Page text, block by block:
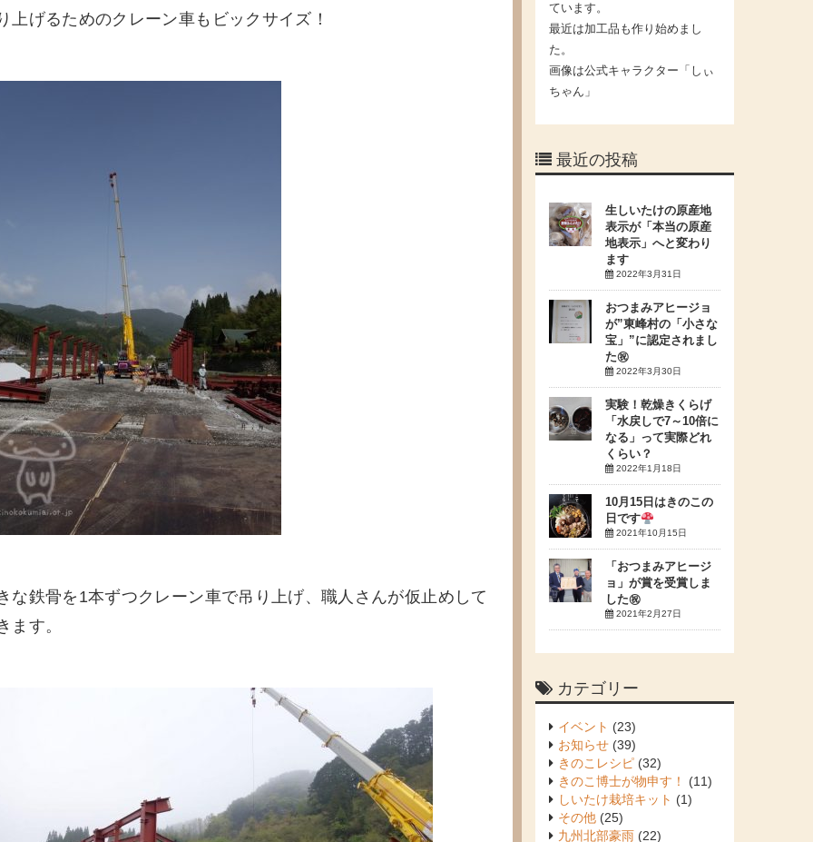
上げるためのクレーン車もビックサイズ！
な鉄骨を1本ずつクレーン車で吊り上げ、職人さんが仮止めして
ます。
ています。
最近は加工品も作り始めまし
た。
画像は公式キャラクター「しぃ
ちゃん」
最近の投稿
生しいたけの原産地
表示が「本当の原産
地表示」へと変わり
ます
2022年3月31日
おつまみアヒージョ
が”東峰村の「小さな
宝」”に認定されまし
た㊗
2022年3月30日
実験！乾燥きくらげ
「水戻しで7～10倍に
なる」って実際どれ
くらい？
2022年1月18日
10月15日はきのこの
日です
2021年10月15日
「おつまみアヒージ
ョ」が賞を受賞しま
した㊗
2021年2月27日
カテゴリー
イベント (23)
お知らせ(39)
きのこレシピ(32)
きのこ博士が物申す！
(11)
しいたけ栽培キット (1)
その他(25)
九州北部豪雨(22)